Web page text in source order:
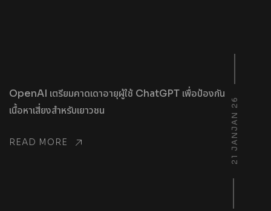
21 JANJAN 26
OpenAI เตรียมคาดเดาอายุผู้ใช้ ChatGPT เพื่อป้องกัน
เนื้อหาเสี่ยงสำหรับเยาวชน
READ MORE